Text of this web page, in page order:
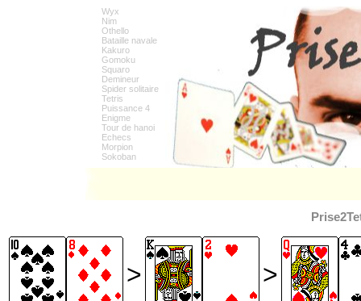
Wyx
Nim
Othello
Bataille navale
Kakuro
Gomoku
Squaro
Demineur
Spider solitaire
Tetris
Puissance 4
Enigme
Tour de hanoi
Echecs
Morpion
Sokoban
> >